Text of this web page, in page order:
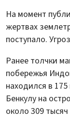
На момент
жертвах
поступало.
Ранее толчки
побережья
находился в
Бенкулу на
около 309